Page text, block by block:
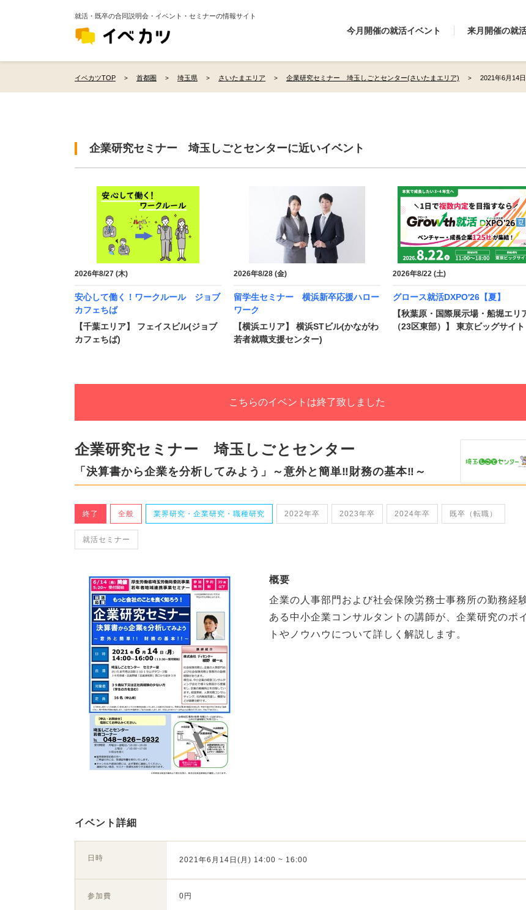
就活・既卒の合同説明会・イベント・セミナーの情報サイト
今月開催の就活イベント 来月開催の就
イベカツTOP 首都圏 埼玉県 さいたまエリア 企業研究セミナー 埼玉しごとセンター(さいたまエリア) 2021年6月14
企業研究セミナー 埼玉しごとセンターに近いイベント
2026年8/27 (木)
安心して働く！ワークルール ジョブ
カフェちば
【千葉エリア】 フェイスビル(ジョブ
カフェちば)
2026年8/28 (金)
留学生セミナー 横浜新卒応援ハロー
ワーク
【横浜エリア】 横浜STビル(かながわ
若者就職支援センター)
2026年8/22 (土)
グロース就活DXPO'26【夏】
【秋葉原・国際展示場・船堀エリ
（23区東部）】 東京ビッグサイト
こちらのイベントは終了致しました
企業研究セミナー 埼玉しごとセンター
「決算書から企業を分析してみよう」～意外と簡単‼財務の基本‼～
終了 全般 業界研究・企業研究・職種研究 2022年卒 2023年卒 2024年卒 既卒（転職）
就活セミナー
概要
企業の人事部門および社会保険労務士事務所の勤務経
ある中小企業コンサルタントの講師が、企業研究のポ
トやノウハウについて詳しく解説します。
イベント詳細
日時 2021年6月14日(月) 14:00 ~ 16:00
参加費 0円